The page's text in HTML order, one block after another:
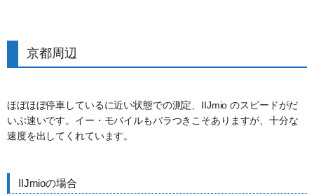
京都周辺
ほぼほぼ停車しているに近い状態での測定、IIJmio のスピードがだ
いぶ速いです。イー・モバイルもバラつきこそありますが、十分な
速度を出してくれています。
IIJmioの場合